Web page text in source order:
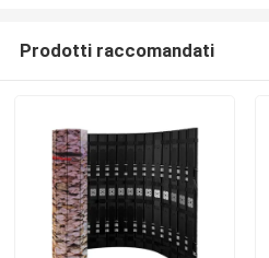
Prodotti raccomandati